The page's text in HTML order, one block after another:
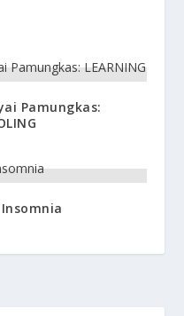
Pamungkas: